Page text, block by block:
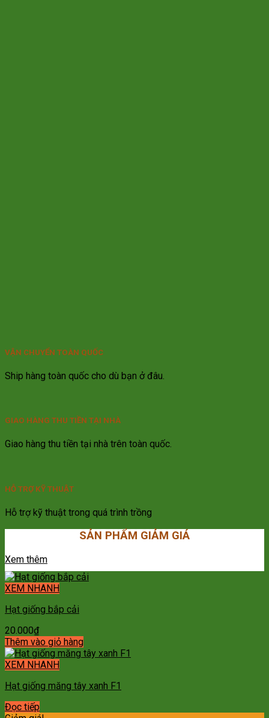
VẬN CHUYỂN TOÀN QUỐC
Ship hàng toàn quốc cho dù bạn ở đâu.
GIAO HÀNG THU TIỀN TẠI NHÀ
Giao hàng thu tiền tại nhà trên toàn quốc.
HỖ TRỢ KỸ THUẬT
Hỗ trợ kỹ thuật trong quá trình trồng
SẢN PHẨM GIẢM GIÁ
Xem thêm
XEM NHANH
Hạt giống bắp cải
20.000₫
Thêm vào giỏ hàng
XEM NHANH
Hạt giống măng tây xanh F1
Đọc tiếp